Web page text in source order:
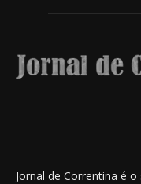
Jornal de Correntina é